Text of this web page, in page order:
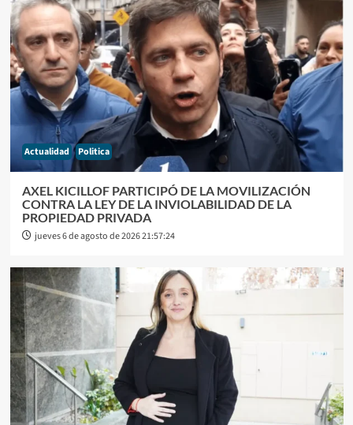
Actualidad Politica
AXEL KICILLOF PARTICIPÓ DE LA MOVILIZACIÓN
CONTRA LA LEY DE LA INVIOLABILIDAD DE LA
PROPIEDAD PRIVADA
jueves 6 de agosto de 2026 21:57:24